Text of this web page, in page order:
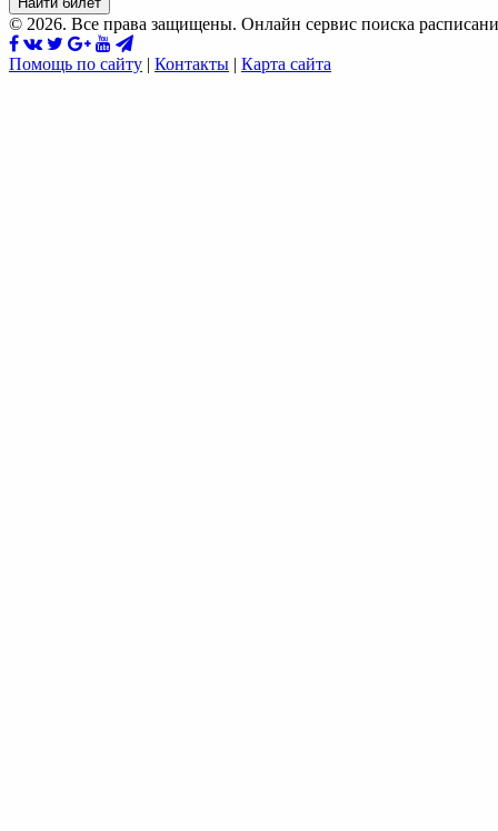
© 2026. Все права защищены. Онлайн сервис поиска
Помощь по сайту | Контакты | Карта сайта